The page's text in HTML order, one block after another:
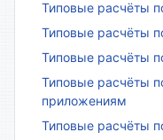
Типовые расчёты
Типовые расчёты
Типовые расчёты
Типовые расчёты
приложениям
Типовые расчёты